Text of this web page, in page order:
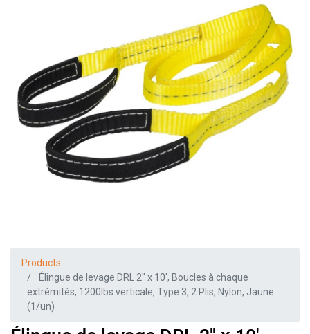
Products
Élingue de levage DRL 2" x 10', Boucles à chaque
extrémités, 1200lbs verticale, Type 3, 2 Plis, Nylon, Jaune
(1/un)